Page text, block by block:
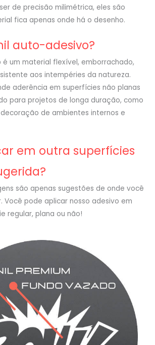
de precisão milimétrica, eles são
fica apenas onde há o desenho.
auto-adesivo?
um material flexível, emborrachado,
aos intempéries da natureza.
aderência em superfícies não planas
para projetos de longa duração, como
de ambientes internos e
em outra superfícies
são apenas sugestões de onde você
Você pode aplicar nosso adesivo em
regular, plana ou não!